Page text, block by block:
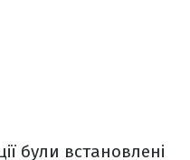
були встановлені